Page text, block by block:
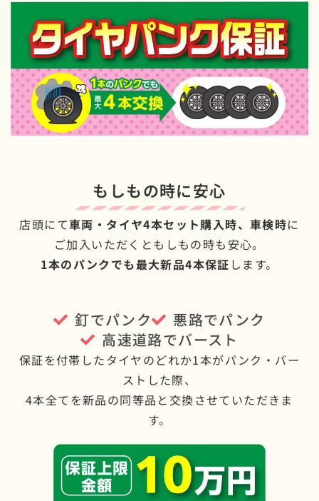
もしもの時に安心
店頭にて車両・タイヤ4本セット購入時、車検時に
ご加入いただくともしもの時も安心。
1本のパンクでも最大新品4本保証 します。
釘でパンク
悪路でパンク
高速道路でバースト
保証を付帯したタイヤのどれか1本がパンク・バー
ストした際、
4本全てを新品の同等品と交換させていただきま
す。